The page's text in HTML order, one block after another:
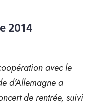
2014
avec le
d’Allemagne a
de rentrée, suivi